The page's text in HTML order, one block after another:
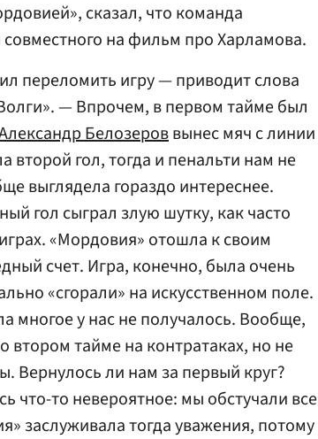
сказал, что команда
на фильм про Харламова.
переломить игру — приводит слова
— Впрочем, в первом тайме был
Белозероввынес мяч с линии
второй гол, тогда и пенальти нам не
выглядела гораздо интереснее.
гол сыграл злую шутку, как часто
«Мордовия» отошла к своим
счет. Игра, конечно, была очень
«сгорали» на искусственном поле.
многое у нас не получалось. Вообще,
втором тайме на контратаках, но не
Вернулось ли нам за первый круг?
что-то невероятное: мы обстучали все
заслуживала тогда уважения, потому